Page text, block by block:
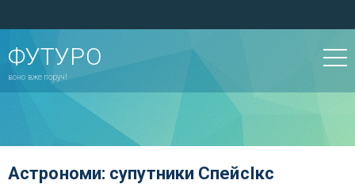
ФУТУРО
воно вже поруч!
Астрономи: супутники СпейсІкс